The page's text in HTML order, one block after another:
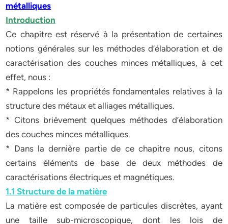
métalliques
Introduction
Ce chapitre est réservé à la présentation de certaines
notions générales sur les méthodes d’élaboration et de
caractérisation des couches minces métalliques, à cet
effet, nous :
* Rappelons les propriétés fondamentales relatives à la
structure des métaux et alliages métalliques.
* Citons brièvement quelques méthodes d’élaboration
des couches minces métalliques.
* Dans la dernière partie de ce chapitre nous, citons
certains éléments de base de deux méthodes de
caractérisations électriques et magnétiques.
1.1 Structure de la matière
La matière est composée de particules discrètes, ayant
une taille sub-microscopique, dont les lois de